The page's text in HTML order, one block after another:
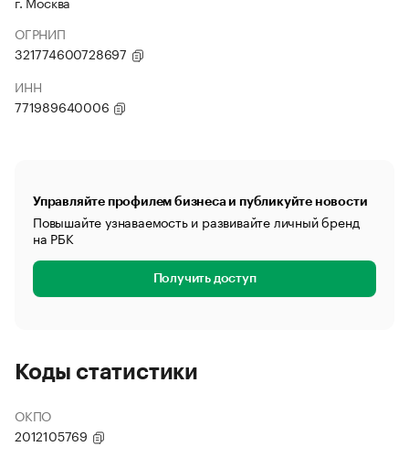
ОГРНИП
321774600728697
ИНН
771989640006
Управляйте профилем бизнеса и публикуйте новости
Повышайте узнаваемость и развивайте личный бренд
на РБК
Получить доступ
Коды статистики
ОКПО
2012105769